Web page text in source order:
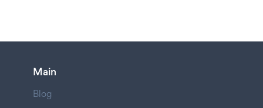
Main
Blog